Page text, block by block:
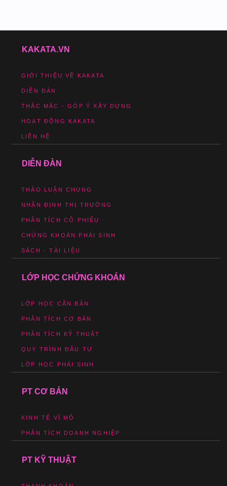
KAKATA.VN
GIỚI THIỆU VỀ KAKATA
DIỄN ĐÀN
THẮC MẮC - GÓP Ý XÂY DỰNG
HOẠT ĐỘNG KAKATA
LIÊN HỆ
DIỄN ĐÀN
THẢO LUẬN CHUNG
NHẬN ĐỊNH THỊ TRƯỜNG
PHÂN TÍCH CỔ PHIẾU
CHỨNG KHOÁN PHÁI SINH
SÁCH - TÀI LIỆU
LỚP HỌC CHỨNG KHOÁN
LỚP HỌC CĂN BẢN
PHÂN TÍCH CƠ BẢN
PHÂN TÍCH KỸ THUẬT
QUY TRÌNH ĐẦU TƯ
LỚP HỌC PHÁI SINH
PT CƠ BẢN
KINH TẾ VĨ MÔ
PHÂN TÍCH DOANH NGHIỆP
PT KỸ THUẬT